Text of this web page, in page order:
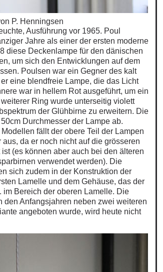
P. Henningsen
Ausführung vor 1965. Poul
Jahre als einer der ersten moderne
diese Deckenlampe für den dänischen
um sich den Entwicklungen auf dem
Poulsen war ein Gegner des kalt
eine blendfreie Lampe, die das Licht
war in hellem Rot ausgeführt, um ein
Ring wurde unterseitig violett
der Glühbirne zu erweitern. Die
Durchmesser der Lampe ab.
fällt der obere Teil der Lampen
da er noch nicht auf die grösseren
(es können aber auch bei den älteren
verwendet werden). Die
sich zudem in der Konstruktion der
Lamelle und dem Gehäuse, das der
Bereich der oberen Lamelle. Die
den Anfangsjahren neben zwei weiteren
angeboten wurde, wird heute nicht